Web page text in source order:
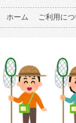
ホーム ご利用に